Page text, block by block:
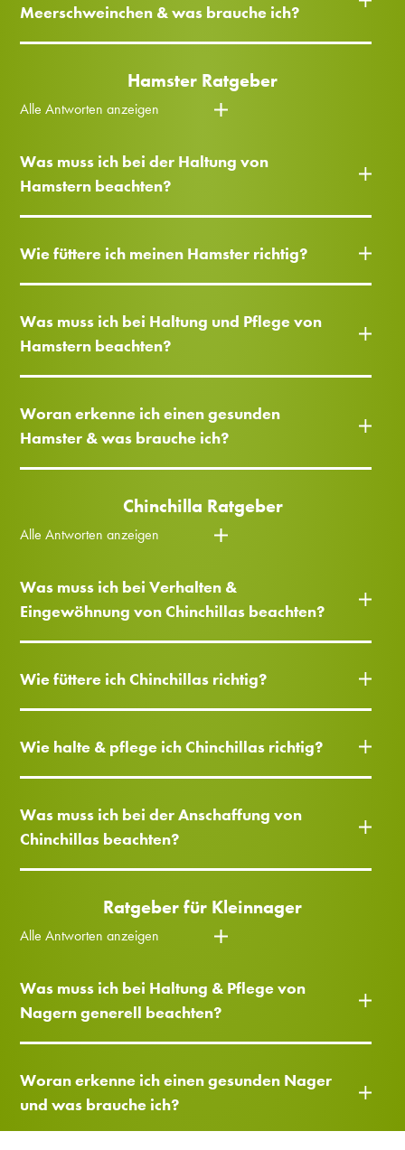
Meerschweinchen & was brauche ich?
Hamster Ratgeber
Alle Antworten anzeigen
Was muss ich bei der Haltung von
Hamstern beachten?
Wie füttere ich meinen Hamster richtig?
Was muss ich bei Haltung und Pflege von
Hamstern beachten?
Woran erkenne ich einen gesunden
Hamster & was brauche ich?
Chinchilla Ratgeber
Alle Antworten anzeigen
Was muss ich bei Verhalten &
Eingewöhnung von Chinchillas beachten?
Wie füttere ich Chinchillas richtig?
Wie halte & pflege ich Chinchillas richtig?
Was muss ich bei der Anschaffung von
Chinchillas beachten?
Ratgeber für Kleinnager
Alle Antworten anzeigen
Was muss ich bei Haltung & Pflege von
Nagern generell beachten?
Woran erkenne ich einen gesunden Nager
und was brauche ich?